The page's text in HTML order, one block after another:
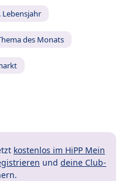
Lebensjahr
des Monats
kostenlos im HiPP Mein
und deine Club-